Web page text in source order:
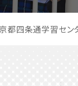
都四条通学習セン